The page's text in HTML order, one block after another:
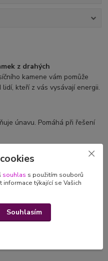
z drahých
kamene vám pomůže
kteří z vás vysávají energii.
únavu. Pomáhá při řešení
reakce na emotivní
rozhodnost. Měsíční kámen
systém, stabilizuje
biorytmické hodiny. Má vliv
souhlas s použitím souborů
týkající se Vašich
Souhlasím